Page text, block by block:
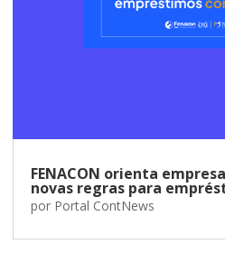
FENACON orienta
novas regras para
por Portal ContNews